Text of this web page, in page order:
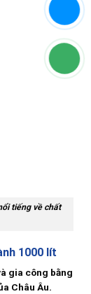
tiếng về chất
1000 lít
gia công bằng
Châu Âu.